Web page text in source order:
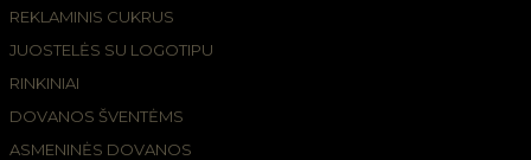
REKLAMINIS CUKRUS
JUOSTELĖS SU LOGOTIPU
RINKINIAI
DOVANOS ŠVENTĖMS
ASMENINĖS DOVANOS